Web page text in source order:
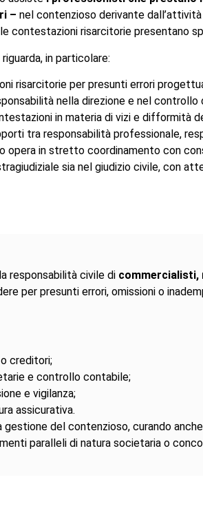
–nel contenzioso derivante
le contestazioni risarcitorie presentano
riguarda, in particolare:
risarcitorie per presunti errori
nella direzione e nel controllo
in materia di vizi e difformità
tra responsabilità professionale,
opera in stretto coordinamento con
sia nel giudizio civile, con
responsabilità civile di commercialisti,
per presunti errori, omissioni o
creditori;
e controllo contabile;
e vigilanza;
assicurativa.
del contenzioso, curando
paralleli di natura societaria o